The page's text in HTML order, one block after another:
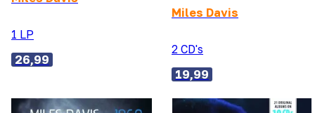
1 LP
26,99
Miles Davis
2 CD's
19,99